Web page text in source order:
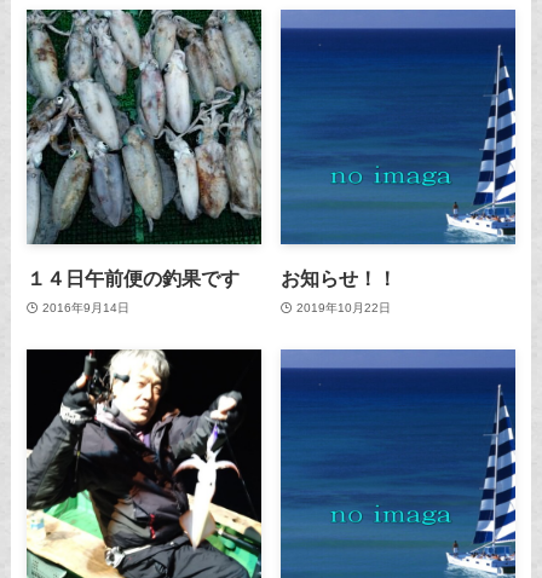
１４日午前便の釣果です
2016年9月14日
お知らせ！！
2019年10月22日